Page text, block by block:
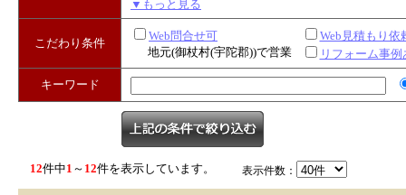
▼もっと見る
こだわり条件
Web問合せ可
Web見積もり依
地元(御杖村(宇陀郡))で営業
リフォーム事例
キーワード
12件中1 ～ 12件を表示しています。 表示件数：